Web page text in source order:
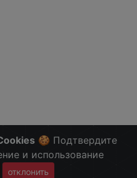
🍪 Подтвердите
и использование
отклонить